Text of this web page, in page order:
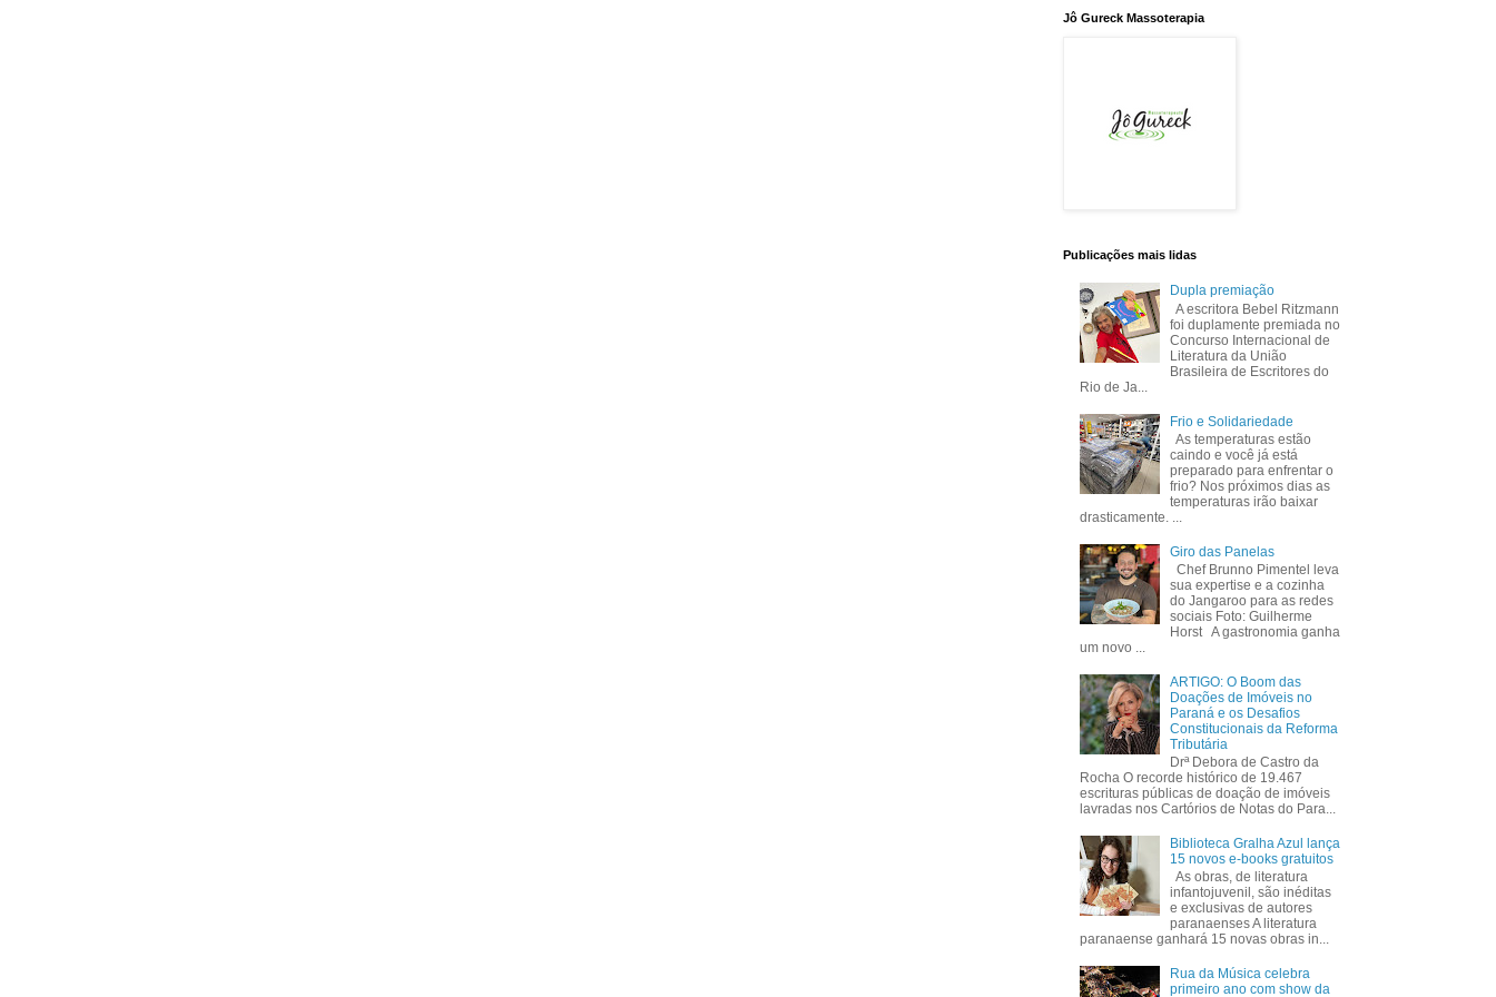
Jô Gureck Massoterapia
Publicações mais lidas
Dupla premiação
A escritora Bebel Ritzmann
foi duplamente premiada no
Concurso Internacional de
Literatura da União
Brasileira de Escritores do
Rio de Ja...
Frio e Solidariedade
As temperaturas estão
caindo e você já está
preparado para enfrentar o
frio? Nos próximos dias as
temperaturas irão baixar
drasticamente. ...
Giro das Panelas
Chef Brunno Pimentel leva
sua expertise e a cozinha
do Jangaroo para as redes
sociais Foto: Guilherme
Horst A gastronomia ganha
um novo ...
ARTIGO: O Boom das
Doações de Imóveis no
Paraná e os Desafios
Constitucionais da Reforma
Tributária
Drª Debora de Castro da
Rocha O recorde histórico de 19.467
escrituras públicas de doação de imóveis
lavradas nos Cartórios de Notas do Para...
Biblioteca Gralha Azul lança
15 novos e-books gratuitos
As obras, de literatura
infantojuvenil, são inéditas
e exclusivas de autores
paranaenses A literatura
paranaense ganhará 15 novas obras in...
Rua da Música celebra
primeiro ano com show da